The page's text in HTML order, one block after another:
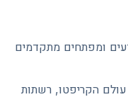
ומפתחים מתקדמים
הקריפטו, רשתות